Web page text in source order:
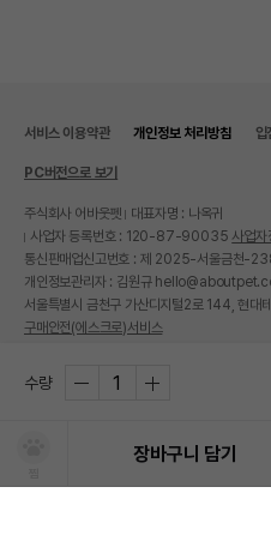
수량
장바구니 담기
서비스 이용약관 개인정보 처리방침 입
PC버전으로 보기
주식회사 어바웃펫
대표자명 : 나옥귀
사업자 등록번호 : 120-87-90035 사업자
통신판매업신고번호 : 제 2025-서울금천-
개인정보관리자 : 김원규
서울특별시 금천구 가산디지털2로 144, 현
구매안전(에스크로)서비스